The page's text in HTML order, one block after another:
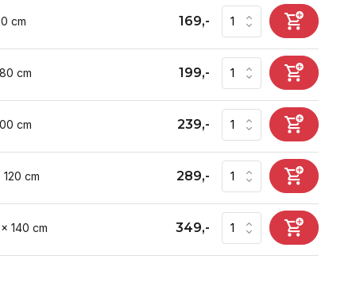
cm 169,-
cm 199,-
cm 239,-
cm 289,-
140 cm 349,-